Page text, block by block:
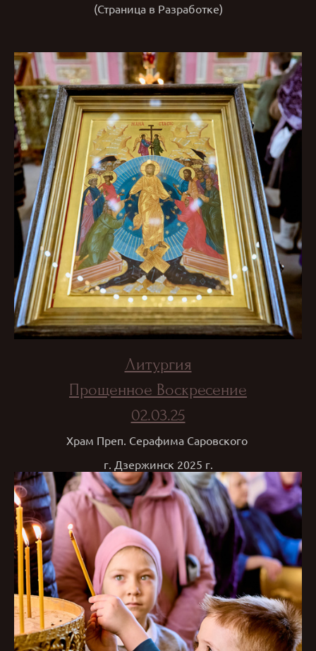
(Страница в Разработке)
Литургия
Прощенное Воскресение
02.03.25
Храм Преп. Серафима Саровского
г. Дзержинск 2025 г.